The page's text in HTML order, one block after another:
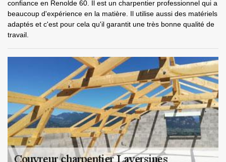
confiance en Renolde 60. Il est un charpentier professionnel qui a
beaucoup d'expérience en la matière. Il utilise aussi des matériels
adaptés et c'est pour cela qu'il garantit une très bonne qualité de
travail.